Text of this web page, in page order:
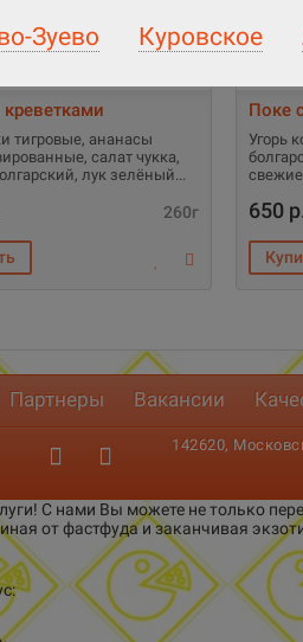
Зуево Куровское
тигровые, ананасы
салат чукка,
лук зелёный
260г
Поке
Угорь
650
Партнеры Вакансии
142620,
С нами Вы можете не только
от фастфуда и заканчивая